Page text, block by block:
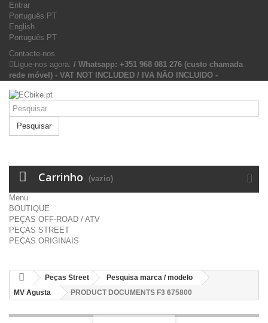
Entrar
Português PT
English
Português PT
Contacte-nos
Ligue-nos agora: / Whatsapp: +351 968 081 276 (custo chamada
rede móvel) - VAT NOT INCLUDED / IVA NÃO INCLUIDO -
Pesquisar
Carrinho (vazio)
Menu
BOUTIQUE
PEÇAS OFF-ROAD / ATV
PEÇAS STREET
PEÇAS ORIGINAIS
Peças Street
Pesquisa marca / modelo
MV Agusta
PRODUCT DOCUMENTS F3 675800